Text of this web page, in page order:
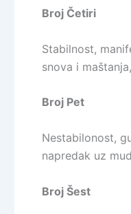
Broj Četiri
Stabilnost,
snova i
Broj Pet
Nestabilonost,
napredak uz
Broj Šest